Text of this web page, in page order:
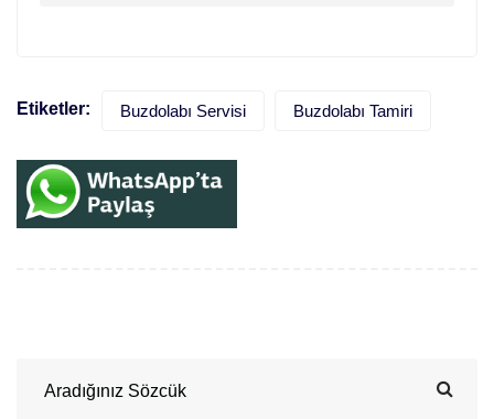
Etiketler: Buzdolabı Servisi Buzdolabı Tamiri